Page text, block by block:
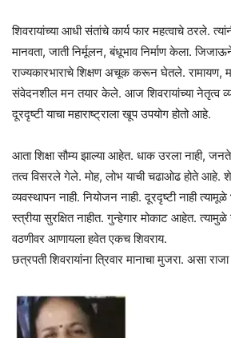
शिवरायांच्या आधी संतांचे कार्य फार महत्वाचे ठरले.
मानवता, जाती निर्मूलन, बंधूभाव निर्माण केला.
राज्यकारभाराचे शिक्षण अचूक करून घेतले. रामायण,
संवेदनशील मन तयार केले. आज शिवरायांच्या नेतृत्व
दूरदृष्टी याचा महाराष्ट्राला खूप उपयोग होतो आहे.
आता शिक्षा सौम्य झाल्या आहेत. धाक उरला नाही,
तत्व विसरले गेले. मोह, लोभ याची चढाओढ होते आहे.
व्यवस्थापन नाही. नियोजन नाही. दूरदृष्टी नाही
स्त्रीया सुरक्षित नाहीत. गुन्हेगार मोकाट आहेत.
वठणीवर आणायला हवेत एकच शिवराय.
छत्रपती शिवरायांना त्रिवार मानाचा मुजरा. असा राजा